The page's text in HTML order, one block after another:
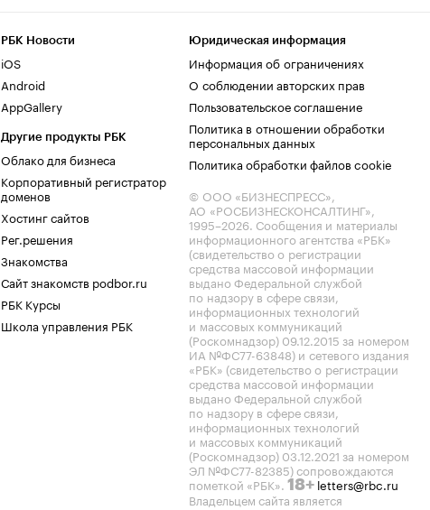
РБК Новости
iOS
Android
AppGallery
Другие продукты РБК
Облако для бизнеса
Корпоративный регистратор
доменов
Хостинг сайтов
Рег.решения
Знакомства
Сайт знакомств podbor.ru
РБК Курсы
Школа управления РБК
Юридическая информация
Информация об ограничениях
О соблюдении авторских прав
Пользовательское соглашение
Политика в отношении обработки
персональных данных
Политика обработки файлов cookie
© ООО «БИЗНЕСПРЕСС»,
АО «РОСБИЗНЕСКОНСАЛТИНГ»,
1995–2026. Сообщения и материалы
информационного агентства «РБК»
(свидетельство о регистрации
средства массовой информации
выдано Федеральной службой
по надзору в сфере связи,
информационных технологий
и массовых коммуникаций
(Роскомнадзор) 09.12.2015 за номером
ИА №ФС77-63848) и сетевого издания
«РБК» (свидетельство о регистрации
средства массовой информации
выдано Федеральной службой
по надзору в сфере связи,
информационных технологий
и массовых коммуникаций
(Роскомнадзор) 03.12.2021 за номером
ЭЛ №ФС77-82385) сопровождаются
пометкой «РБК». 18+ letters@rbc.ru
Владельцем сайта является